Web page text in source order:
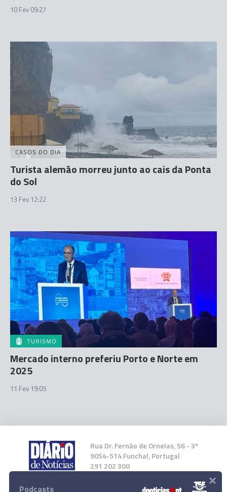
10 Fev 09:27
CASOS DO DIA
Turista alemão morreu junto ao cais da Ponta
do Sol
13 Fev 12:22
TURISMO
Mercado interno preferiu Porto e Norte em
2025
11 Fev 19:05
Rua Dr. Fernão de Ornelas, 56 - 3º
9054-514 Funchal, Portugal
291 202 300
Instale a nossa App
Podcasts ×